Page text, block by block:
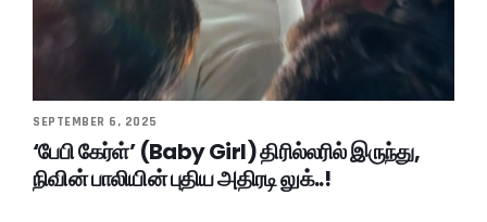
SEPTEMBER 6, 2025
‘பேபி கேர்ள்’ (Baby Girl) திரில்லரில் இருந்து,
நிவின் பாலியின் புதிய அதிரடி லுக்..!